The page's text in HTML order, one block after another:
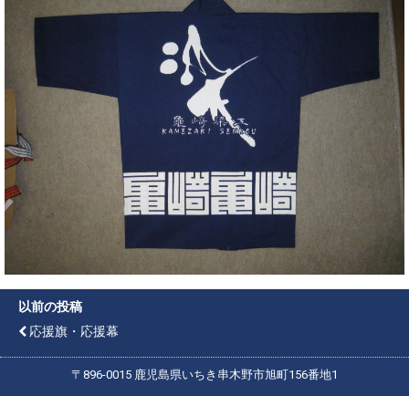
以前の投稿
応援旗・応援幕
〒896-0015 鹿児島県いちき串木野市旭町156番地1